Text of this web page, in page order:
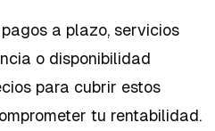
a plazo, servicios
o disponibilidad
para cubrir estos
tu rentabilidad.